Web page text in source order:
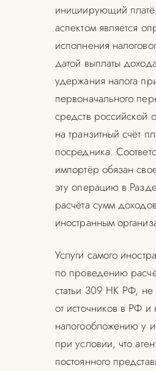
инициирующий
аспектом является
исполнения
датой выплаты
удержания налога
первоначального
средств российской
на транзитный счёт
посредника.
импортёр обязан
эту операцию в
расчёта сумм
иностранным
Услуги самого
по проведению
статьи 309 НК РФ,
от источников в РФ и
налогообложению у
при условии, что
постоянного